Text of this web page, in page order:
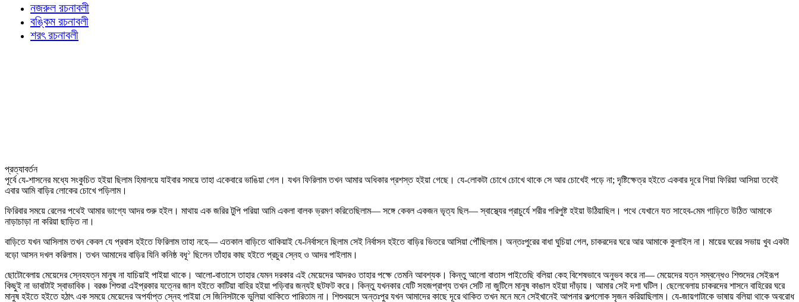
নজরুল রচনাবলী
বঙ্কিম রচনাবলী
শরৎ রচনাবলী
প্রত্যাবর্তন
পূর্বে যে-শাসনের মধ্যে সংকুচিত হইয়া ছিলাম হিমালয়ে যাইবার সময়ে তাহা একেবারে ভাঙিয়া গেল। যখন ফিরিলাম তখন আমার অধিকার প্রশস্ত হইয়া গেছে। যে-লোকটা চোখে চোখে থাকে সে আর চোখেই পড়ে না; দৃষ্টিক্ষেত্র হইতে একবার দূরে গিয়া ফিরিয়া আসিয়া তবেই
এবার আমি বাড়ির লোকের চোখে পড়িলাম।
ফিরিবার সময়ে রেলের পথেই আমার ভাগ্যে আদর শুরু হইল। মাথায় এক জরির টুপি পরিয়া আমি একলা বালক ভ্রমণ করিতেছিলাম— সঙ্গে কেবল একজন ভৃত্য ছিল— স্বাস্থ্যের প্রাচুর্যে শরীর পরিপুষ্ট হইয়া উঠিয়াছিল। পথে যেখানে যত সাহেব-মেম গাড়িতে উঠিত আমাকে
নাড়াচাড়া না করিয়া ছাড়িত না।
বাড়িতে যখন আসিলাম তখন কেবল যে প্রবাস হইতে ফিরিলাম তাহা নহে— এতকাল বাড়িতে থাকিয়াই যে-নির্বাসনে ছিলাম সেই নির্বাসন হইতে বাড়ির ভিতরে আসিয়া পৌঁছিলাম। অন্তঃপুরের বাধা ঘুচিয়া গেল, চাকরদের ঘরে আর আমাকে কুলাইল না। মায়ের ঘরের সভায় খুব একটা
বড়ো আসন দখল করিলাম। তখন আমাদের বাড়ির যিনি কনিষ্ঠ বধূ১ ছিলেন তাঁহার কাছ হইতে প্রচুর স্নেহ ও আদর পাইলাম।
ছোটোবেলায় মেয়েদের স্নেহযত্ন মানুষ না যাচিয়াই পাইয়া থাকে। আলো-বাতাসে তাহার যেমন দরকার এই মেয়েদের আদরও তাহার পক্ষে তেমনি আবশ্যক। কিন্তু আলো বাতাস পাইতেছি বলিয়া কেহ বিশেষভাবে অনুভব করে না— মেয়েদের যত্ন সম্বন্ধেও শিশুদের সেইরূপ
কিছুই না ভাবাটাই স্বাভাবিক। বরঞ্চ শিশুরা এইপ্রকার যত্নের জাল হইতে কাটিয়া বাহির হইয়া পড়িবার জন্যই ছটফট করে। কিন্তু যখনকার যেটি সহজপ্রাপ্য তখন সেটি না জুটিলে মানুষ কাঙাল হইয়া দাঁড়ায়। আমার সেই দশা ঘটিল। ছেলেবেলায় চাকরদের শাসনে বাহিরের ঘরে
মানুষ হইতে হইতে হঠাৎ এক সময়ে মেয়েদের অপর্যাপ্ত স্নেহ পাইয়া সে জিনিসটাকে ভুলিয়া থাকিতে পারিতাম না। শিশুবয়সে অন্তঃপুর যখন আমাদের কাছে দূরে থাকিত তখন মনে মনে সেইখানেই আপনার কল্পলোক সৃজন করিয়াছিলাম। যে-জায়গাটাকে ভাষায় বলিয়া থাকে অবরোধ